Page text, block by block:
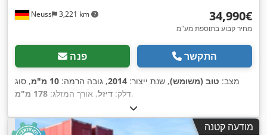
Neuss 3,221 km ‏34,990 ‏€
מחיר קבוע בתוספת מע"מ
פנה התקשר
מצב: טוב (משומש), שנת ייצור: 2014, גובה הרמה: 10 מ"מ
, סוג
דלק: דיזל, אורך המזלג: 178 מ"מ ,
מודעה קטנה